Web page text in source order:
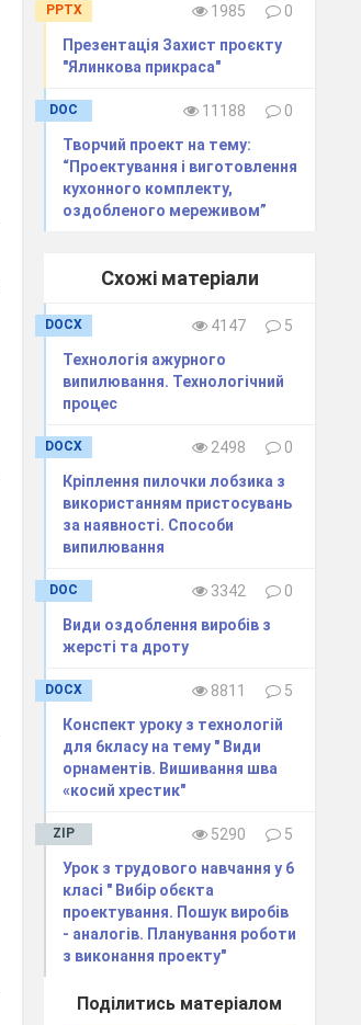
PPTX 1985
0
Презентація Захист проєкту
"Ялинкова прикраса"
DOC 11188
0
Творчий проект на тему:
“Проектування і виготовлення
кухонного комплекту,
оздобленого мереживом”
Схожі матеріали
DOCX 4147
5
Технологія ажурного
випилювання. Технологічний
процес
DOCX 2498
0
Кріплення пилочки лобзика з
використанням пристосувань
за наявності. Способи
випилювання
DOC 3342
0
Види оздоблення виробів з
жерсті та дроту
DOCX 8811
5
Конспект уроку з технологій
для 6класу на тему " Види
орнаментів. Вишивання шва
«косий хрестик"
ZIP 5290
5
Урок з трудового навчання у 6
класі " Вибір обєкта
проектування. Пошук виробів
- аналогів. Планування роботи
з виконання проекту"
Поділитись матеріалом